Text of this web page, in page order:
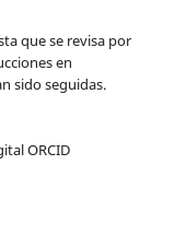
que se revisa por
en
sido seguidas.
ORCID